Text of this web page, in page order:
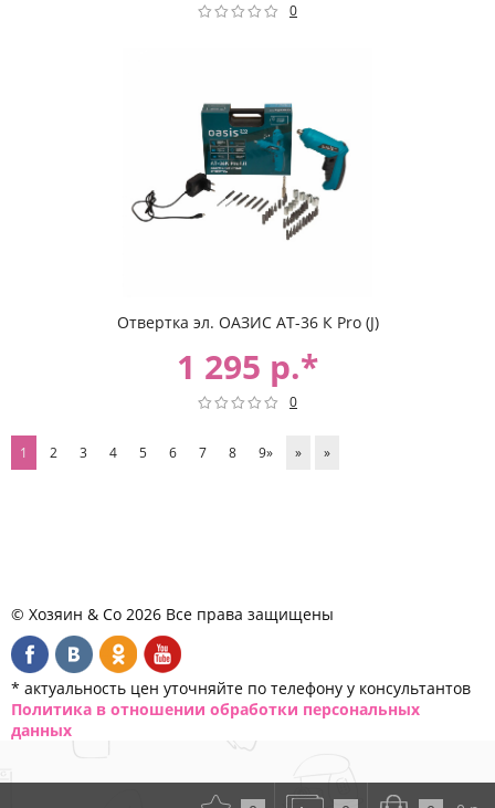
0
Отвертка эл. ОАЗИС АТ-36 К Pro (J)
1 295 р.*
0
1 2 3 4 5 6 7 8 9» » »
© Хозяин & Co 2026 Все права защищены
* актуальность цен уточняйте по телефону у консультантов
Политика в отношении обработки персональных
данных